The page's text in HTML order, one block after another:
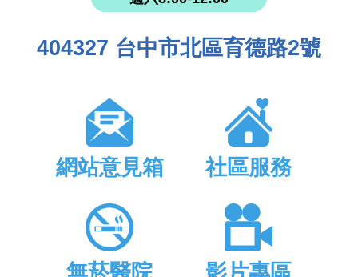
404327 台中市北區育德路2號
網站意見箱 社區服務